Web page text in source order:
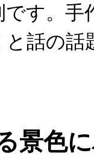
す。手
話の話
景色